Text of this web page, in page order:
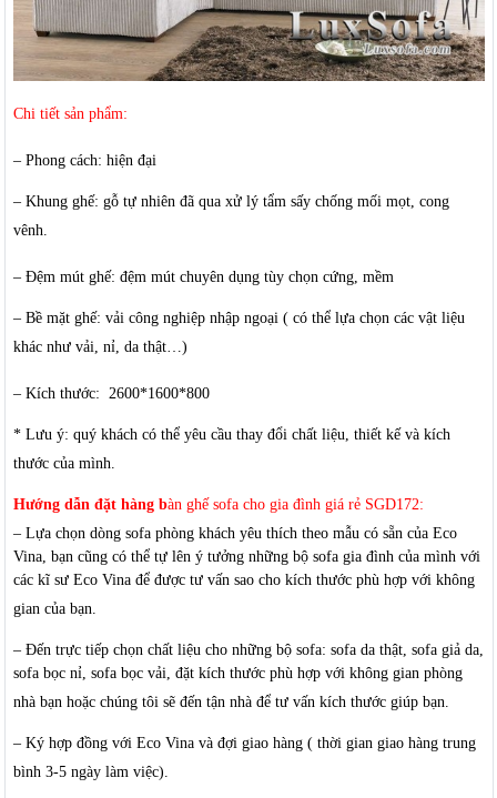
Chi tiết sản phẩm:
– Phong cách: hiện đại
– Khung ghế: gỗ tự nhiên đã qua xử lý tẩm sấy chống mối mọt, cong
vênh.
– Đệm mút ghế: đệm mút chuyên dụng tùy chọn cứng, mềm
– Bề mặt ghế: vải công nghiệp nhập ngoại ( có thể lựa chọn các vật liệu
khác như vải, nỉ, da thật…)
– Kích thước: 2600*1600*800
* Lưu ý: quý khách có thể yêu cầu thay đổi chất liệu, thiết kế và kích
thước của mình.
Hướng dẫn đặt hàng bàn ghế sofa cho gia đình giá rẻ SGD172:
– Lựa chọn dòng sofa phòng khách yêu thích theo mẫu có sẵn của Eco
Vina, bạn cũng có thể tự lên ý tưởng những bộ sofa gia đình của mình với
các kĩ sư Eco Vina để được tư vấn sao cho kích thước phù hợp với không
gian của bạn.
– Đến trực tiếp chọn chất liệu cho những bộ sofa: sofa da thật, sofa giả da,
sofa bọc nỉ, sofa bọc vải, đặt kích thước phù hợp với không gian phòng
nhà bạn hoặc chúng tôi sẽ đến tận nhà để tư vấn kích thước giúp bạn.
– Ký hợp đồng với Eco Vina và đợi giao hàng ( thời gian giao hàng trung
bình 3-5 ngày làm việc).